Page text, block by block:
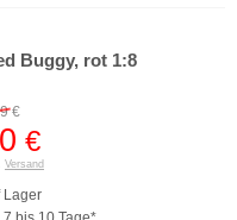
Buggy, rot 1:8
€
€
Versand
Lager